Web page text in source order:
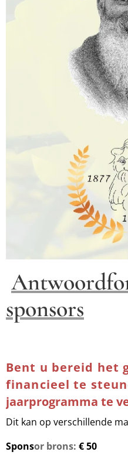
sponsors
Bent u bereid het
financieel te
jaarprogramma te
Dit kan op verschillende
Sponsor brons: € 50